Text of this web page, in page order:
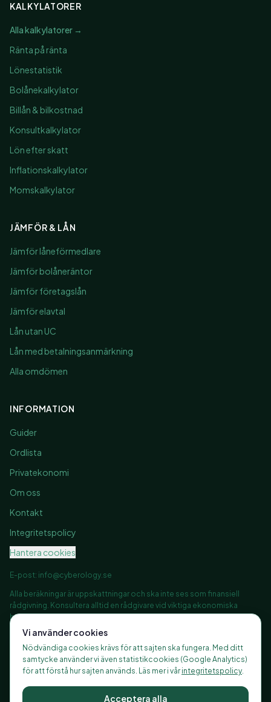
KALKYLATORER
Alla kalkylatorer →
Ränta på ränta
Lönestatistik
Bolånekalkylator
Billån & bilkostnad
Konsultkalkylator
Lön efter skatt
Inflationskalkylator
Momskalkylator
JÄMFÖR & LÅN
Jämför låneförmedlare
Jämför bolåneräntor
Jämför företagslån
Jämför elavtal
Lån utan UC
Lån med betalningsanmärkning
Alla omdömen
INFORMATION
Guider
Ordlista
Privatekonomi
Om oss
Kontakt
Integritetspolicy
Hantera cookies
E-post: info@cyberology.se
Alla beräkningar är uppskattningar och ska inte ses som finansiell
rådgivning. Konsultera alltid en rådgivare vid viktiga ekonomiska
beslut.
© 2026 Finanshubben.se, alla rättigheter förbehållna
Ansvarig utgivare: Finanshubben · Integritetspolicy
Vi använder cookies
Nödvändiga cookies krävs för att sajten ska fungera. Med ditt
samtycke använder vi även statistikcookies (Google Analytics)
för att förstå hur sajten används. Läs mer i vår integritetspolicy.
Acceptera alla